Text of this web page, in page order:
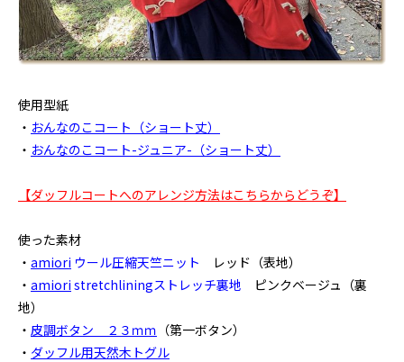
使用型紙
・ おんなのこコート（ショート丈）
・ おんなのこコート-ジュニア-（ショート丈）
【ダッフルコートへのアレンジ方法はこちらからどうぞ】
使った素材
・ amiori ウール圧縮天竺ニット レッド（表地）
・ amiori stretchliningストレッチ裏地 ピンクベージュ（裏
地）
・ 皮調ボタン ２３ｍｍ （第一ボタン）
・ ダッフル用天然木トグル